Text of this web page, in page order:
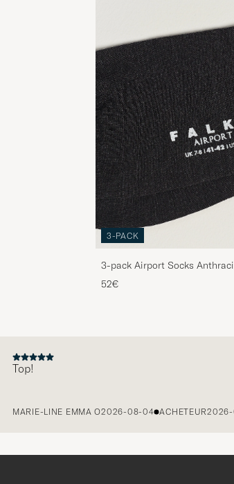
3-PACK
3-pack Airport Socks
52€
LINE EMMA O2026-08-04 ACHETEUR2026-07-